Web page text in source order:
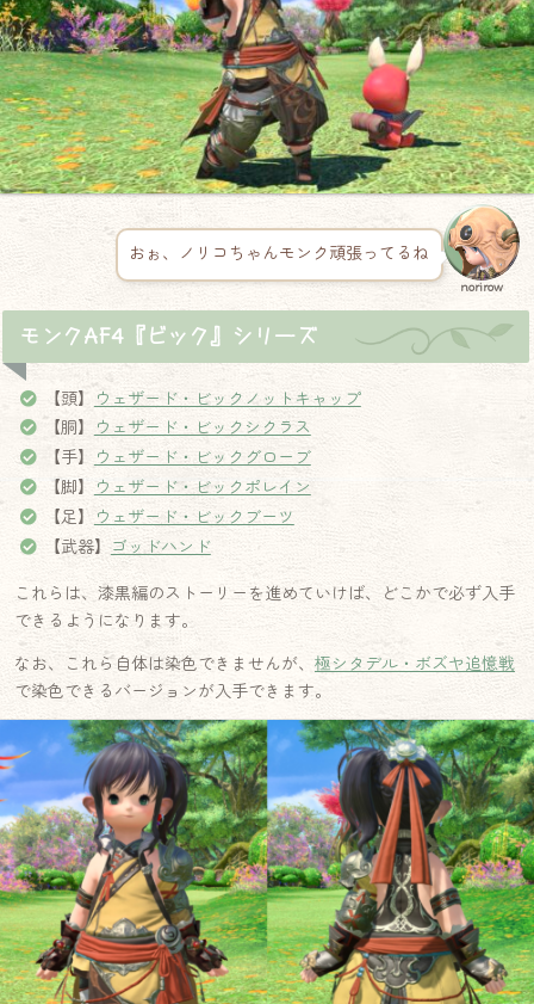
おぉ、ノリコちゃんモンク頑張ってるね
norirow
モンクAF4『ビック』シリーズ
【頭】
ウェザード・ビックノットキャップ
【胴】
ウェザード・ビックシクラス
【手】
ウェザード・ビックグローブ
【脚】
ウェザード・ビックポレイン
【足】 ウェザード・ビックブーツ
【武器】ゴッドハンド
これらは、漆黒編のストーリーを進めていけば、どこかで必ず入手
できるようになります。
なお、これら自体は染色できませんが、 極シタデル・ボズヤ追憶戦
で染色できるバージョンが入手できます。